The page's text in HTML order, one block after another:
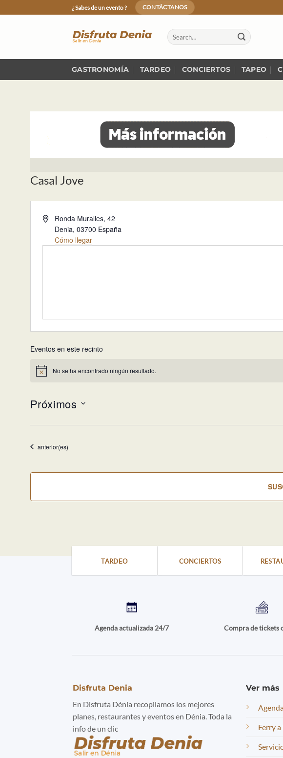
to
¿ Sabes de un evento ? CONTÁCTANOS
GASTRONOMÍA TARDEO CONCIERTOS TAPEO
Casal Jove
Dirección
Ronda Muralles, 42
Denia, 03700 España
Cómo llegar
Eventos en este recinto
Aviso No se ha encontrado ningún resultado.
Próximos
fecha.
Eventos
anterior(es)
TARDEO CONCIERTOS
Agenda actualizada 24/7 Compra de tickets
Disfruta Denia
En Disfruta Dénia recopilamos los mejores
planes, restaurantes y eventos en Dénia. Toda la
info de un clic
Ver más
Ferry